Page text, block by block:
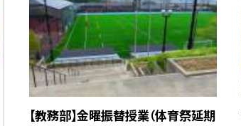
【教務部】金曜振替授業（体育祭延期